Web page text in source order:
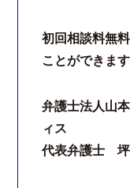
初回相談料無
ことができます
弁護士法人山
ィス
代表弁護士 坪